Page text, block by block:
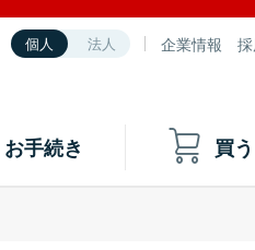
個人 法人 企業情報
手続き 買う